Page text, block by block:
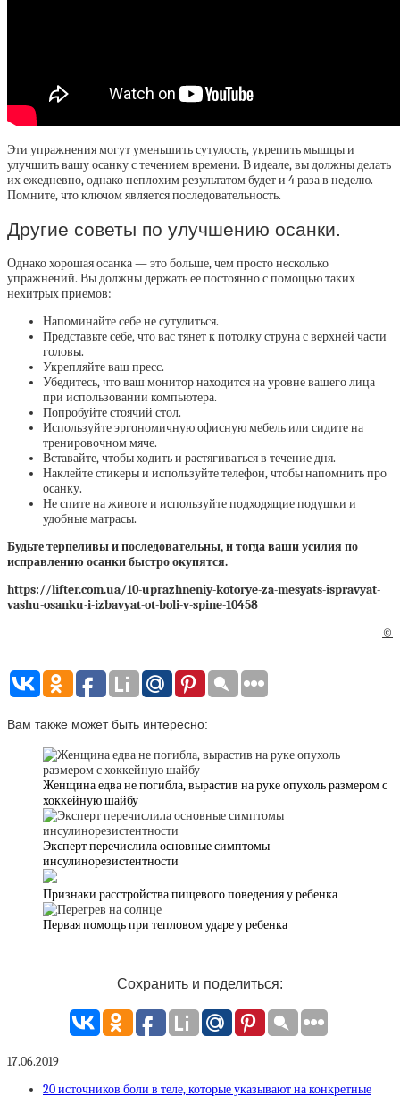
Эти упражнения могут уменьшить сутулость, укрепить мышцы и
улучшить вашу осанку с течением времени. В идеале, вы должны делать
их ежедневно, однако неплохим результатом будет и 4 раза в неделю.
Помните, что ключом является последовательность.
Другие советы по улучшению осанки.
Однако хорошая осанка — это больше, чем просто несколько
упражнений. Вы должны держать ее постоянно с помощью таких
нехитрых приемов:
Напоминайте себе не сутулиться.
Представьте себе, что вас тянет к потолку струна с верхней части
головы.
Укрепляйте ваш пресс.
Убедитесь, что ваш монитор находится на уровне вашего лица
при использовании компьютера.
Попробуйте стоячий стол.
Используйте эргономичную офисную мебель или сидите на
тренировочном мяче.
Вставайте, чтобы ходить и растягиваться в течение дня.
Наклейте стикеры и используйте телефон, чтобы напомнить про
осанку.
Не спите на животе и используйте подходящие подушки и
удобные матрасы.
Будьте терпеливы и последовательны, и тогда ваши усилия по
исправлению осанки быстро окупятся.
https://lifter.com.ua/10-uprazhneniy-kotorye-za-mesyats-ispravyat-
vashu-osanku-i-izbavyat-ot-boli-v-spine-10458
©
Вам также может быть интересно:
Женщина едва не погибла, вырастив на руке опухоль размером с
хоккейную шайбу
Эксперт перечислила основные симптомы
инсулинорезистентности
Признаки расстройства пищевого поведения у ребенка
Первая помощь при тепловом ударе у ребенка
Сохранить и поделиться:
17.06.2019
20 источников боли в теле, которые указывают на конкретные